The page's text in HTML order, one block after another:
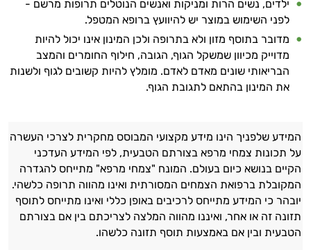
ילדים, נשים הרות ומניקות ואנשים הנוטלים תרופות מרשם -
לפני השימוש במוצר יש להיוועץ ברופא המטפל.
מדובר בתוסף מזון ולא בתרופה ולכן המינון אינו יכול להיות
מדוייק מכיוון שמשקל הגוף, הגובה, חילוף החומרים והמצב
הבריאותי שונים מאדם לאדם. מומלץ להיות קשובים לגוף ולשנות
את המינון בהתאם לתגובת הגוף.
המידע שלפניך הינו מידע מקצועי המבוסס מחקרית לצרכי העשרה
על תכונות צמחי מרפא בצורתם הטבעית, לפי המידע העדכני
הקיים בנושא כיום בעולם. המונח "צמחי מרפא" מתייחס להגדרה
המקובלת ברפואת הצמחים המסורתית ואינו מהווה תרופה כלשהי.
יובהר כי המידע מתייחס לרכיבים באופן כללי ואינו מתייחס לתוסף
תזונה זה או אחר, ואיננו מהווה המלצה לצריכתם בין אם בצורתם
הטבעית ובין אם באמצעות תוסף תזונה כלשהו.